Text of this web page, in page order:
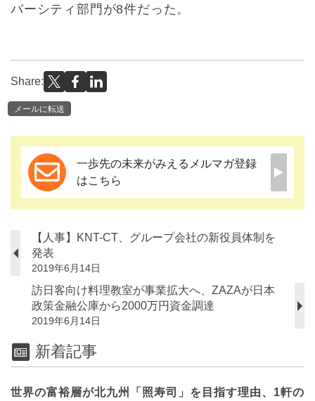
バーシティ部門が8件だった。
Share:
メールに転送
一歩先の未来がみえるメルマガ登録
はこちら
【人事】KNT-CT、グループ会社の新役員体制を
発表
2019年6月14日
訪日客向け料理教室が事業拡大へ、ZAZAが日本
政策金融公庫から2000万円資金調達
2019年6月14日
新着記事
世界の富裕層が北九州「照寿司」を目指す理由、1軒の